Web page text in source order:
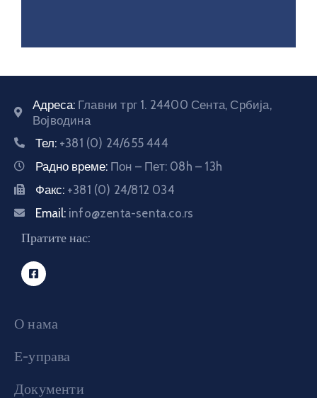
Документи
E-
управа
Српски
Адреса: Главни трг 1. 24400 Сента, Србија,
Војводина
Тел: +381 (0) 24/655 444
Радно време: Пон – Пет: 08h – 13h
Факс: +381 (0) 24/812 034
Email: info@zenta-senta.co.rs
Пратите нас:
О нама
Е-управа
Документи